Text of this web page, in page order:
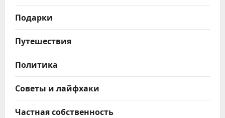
Подарки
Путешествия
Политика
Советы и лайфхаки
Частная собственность